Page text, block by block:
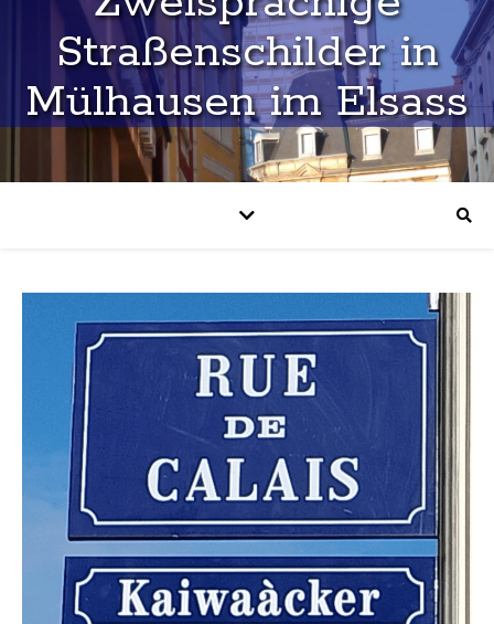
Straßenschilder in
Mülhausen im Elsass